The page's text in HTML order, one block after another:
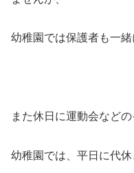
幼稚園では保護者も一緒
また休日に運動会など
幼稚園では、平日に代休